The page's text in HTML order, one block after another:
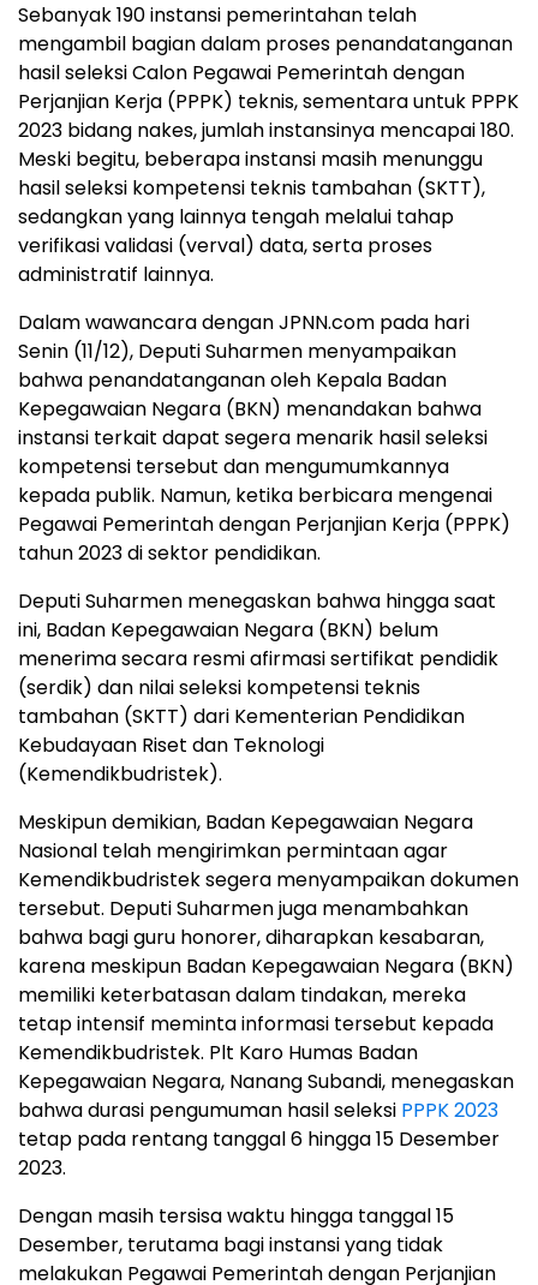
Sebanyak 190 instansi pemerintahan telah
mengambil bagian dalam proses penandatanganan
hasil seleksi Calon Pegawai Pemerintah dengan
Perjanjian Kerja (PPPK) teknis, sementara untuk PPPK
2023 bidang nakes, jumlah instansinya mencapai 180.
Meski begitu, beberapa instansi masih menunggu
hasil seleksi kompetensi teknis tambahan (SKTT),
sedangkan yang lainnya tengah melalui tahap
verifikasi validasi (verval) data, serta proses
administratif lainnya.
Dalam wawancara dengan JPNN.com pada hari
Senin (11/12), Deputi Suharmen menyampaikan
bahwa penandatanganan oleh Kepala Badan
Kepegawaian Negara (BKN) menandakan bahwa
instansi terkait dapat segera menarik hasil seleksi
kompetensi tersebut dan mengumumkannya
kepada publik. Namun, ketika berbicara mengenai
Pegawai Pemerintah dengan Perjanjian Kerja (PPPK)
tahun 2023 di sektor pendidikan.
Deputi Suharmen menegaskan bahwa hingga saat
ini, Badan Kepegawaian Negara (BKN) belum
menerima secara resmi afirmasi sertifikat pendidik
(serdik) dan nilai seleksi kompetensi teknis
tambahan (SKTT) dari Kementerian Pendidikan
Kebudayaan Riset dan Teknologi
(Kemendikbudristek).
Meskipun demikian, Badan Kepegawaian Negara
Nasional telah mengirimkan permintaan agar
Kemendikbudristek segera menyampaikan dokumen
tersebut. Deputi Suharmen juga menambahkan
bahwa bagi guru honorer, diharapkan kesabaran,
karena meskipun Badan Kepegawaian Negara (BKN)
memiliki keterbatasan dalam tindakan, mereka
tetap intensif meminta informasi tersebut kepada
Kemendikbudristek. Plt Karo Humas Badan
Kepegawaian Negara, Nanang Subandi, menegaskan
bahwa durasi pengumuman hasil seleksi PPPK 2023
tetap pada rentang tanggal 6 hingga 15 Desember
2023.
Dengan masih tersisa waktu hingga tanggal 15
Desember, terutama bagi instansi yang tidak
melakukan Pegawai Pemerintah dengan Perjanjian